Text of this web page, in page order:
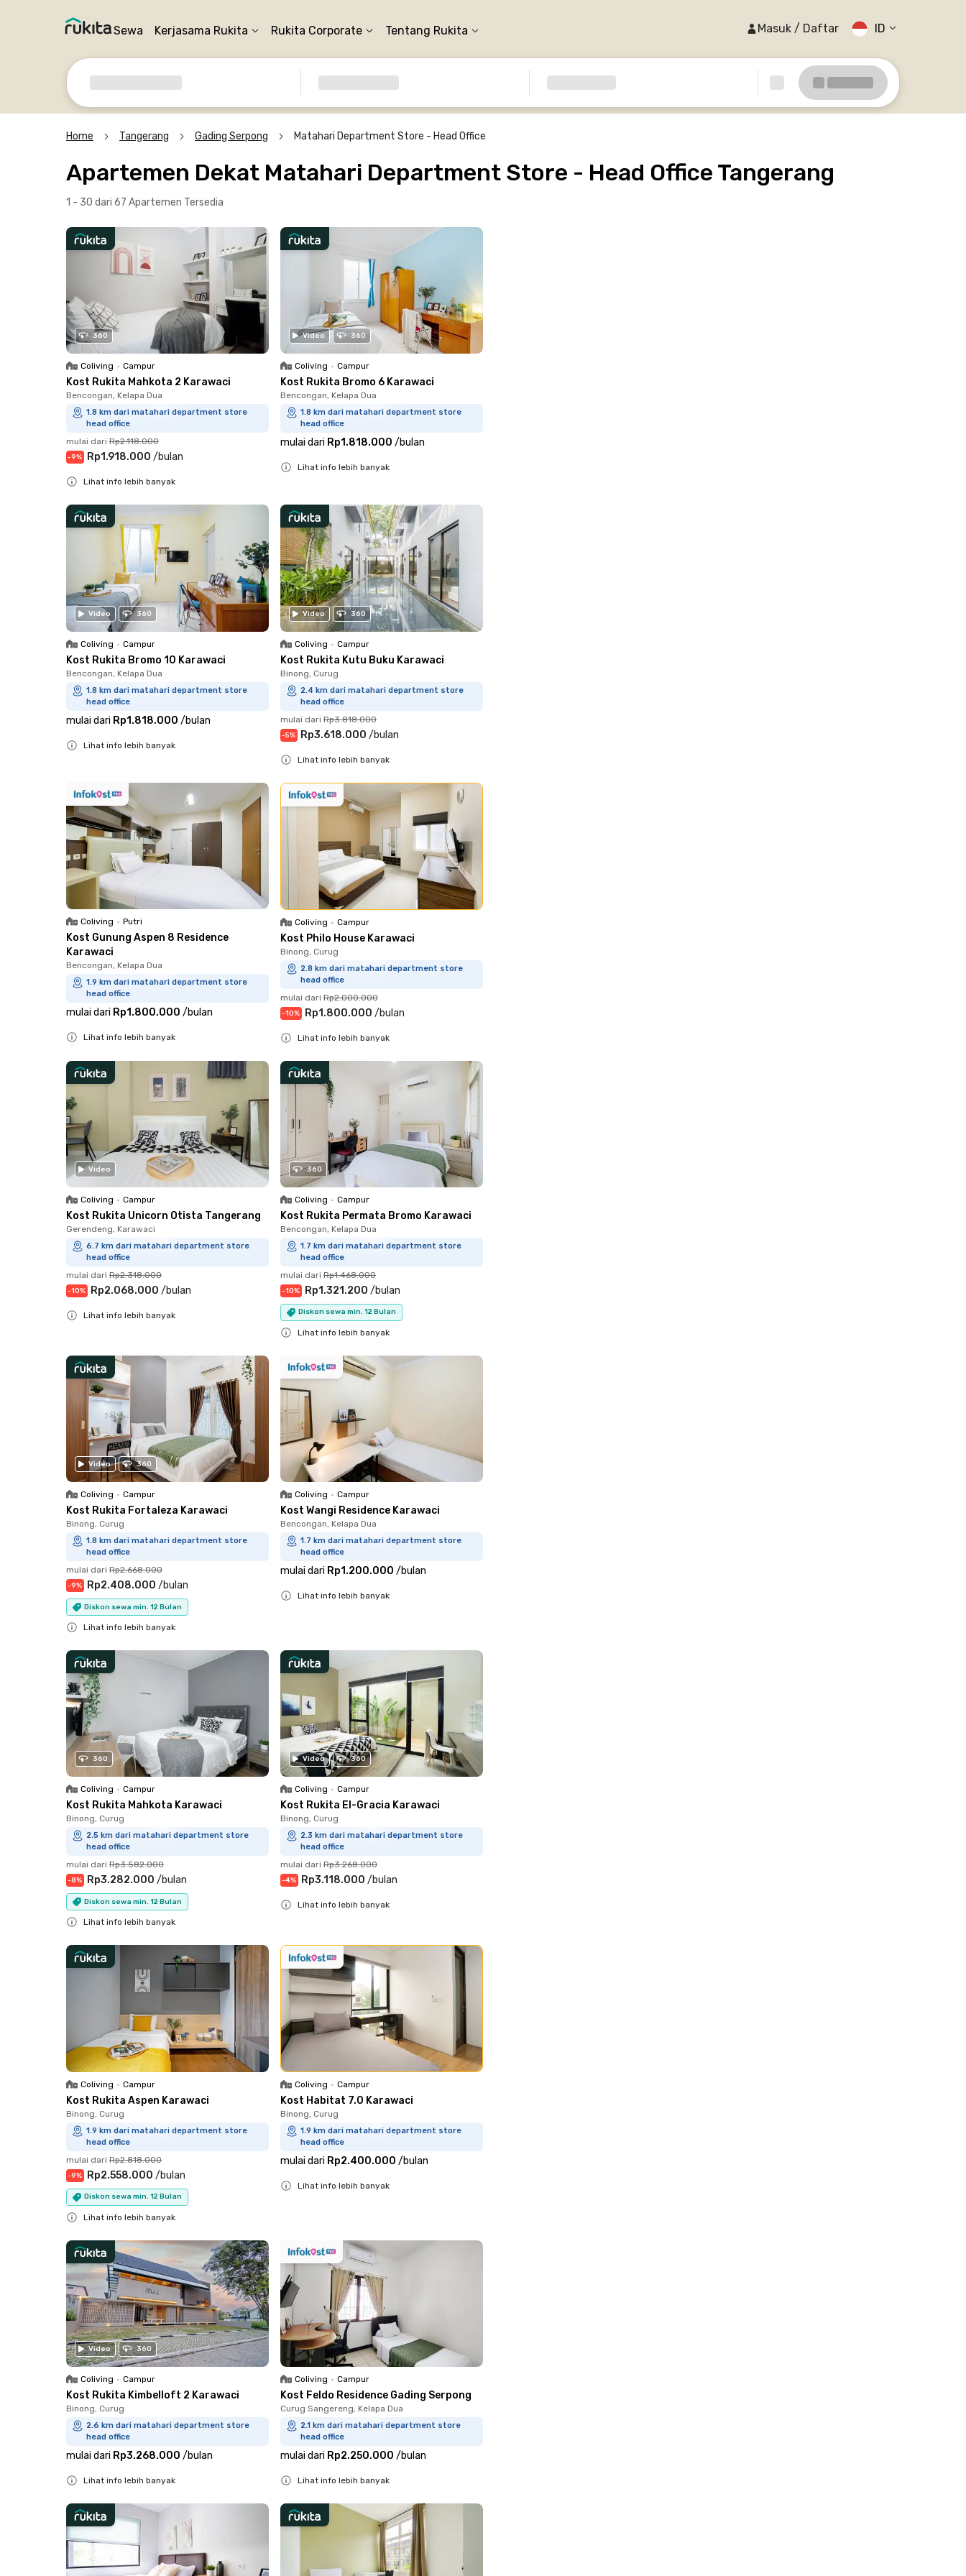
Sewa Kerjasama Rukita Rukita Corporate Tentang Rukita Masuk / Daftar ID
Home Tangerang Gading Serpong Matahari Department Store - Head Office
Apartemen Dekat Matahari Department Store - Head Office Tangerang
1 - 30 dari 67 Apartemen Tersedia
360
Coliving • Campur
Kost Rukita Mahkota 2 Karawaci
Bencongan, Kelapa Dua
1.8 km dari matahari department store
head office
mulai dari Rp2.118.000
-9% Rp1.918.000 /bulan
Lihat info lebih banyak
Video 360
Coliving • Campur
Kost Rukita Bromo 6 Karawaci
Bencongan, Kelapa Dua
1.8 km dari matahari department store
head office
mulai dari Rp1.818.000 /bulan
Lihat info lebih banyak
Video 360
Coliving • Campur
Kost Rukita Bromo 10 Karawaci
Bencongan, Kelapa Dua
1.8 km dari matahari department store
head office
mulai dari Rp1.818.000 /bulan
Lihat info lebih banyak
Video 360
Coliving • Campur
Kost Rukita Kutu Buku Karawaci
Binong, Curug
2.4 km dari matahari department store
head office
mulai dari Rp3.818.000
-5% Rp3.618.000 /bulan
Lihat info lebih banyak
Coliving • Putri
Kost Gunung Aspen 8 Residence
Karawaci
Bencongan, Kelapa Dua
1.9 km dari matahari department store
head office
mulai dari Rp1.800.000 /bulan
Lihat info lebih banyak
Coliving • Campur
Kost Philo House Karawaci
Binong, Curug
2.8 km dari matahari department store
head office
mulai dari Rp2.000.000
-10% Rp1.800.000 /bulan
Lihat info lebih banyak
Video
Coliving • Campur
Kost Rukita Unicorn Otista Tangerang
Gerendeng, Karawaci
6.7 km dari matahari department store
head office
mulai dari Rp2.318.000
-10% Rp2.068.000 /bulan
Lihat info lebih banyak
360
Coliving • Campur
Kost Rukita Permata Bromo Karawaci
Bencongan, Kelapa Dua
1.7 km dari matahari department store
head office
mulai dari Rp1.468.000
-10% Rp1.321.200 /bulan
Diskon sewa min. 12 Bulan
Lihat info lebih banyak
Video 360
Coliving • Campur
Kost Rukita Fortaleza Karawaci
Binong, Curug
1.8 km dari matahari department store
head office
mulai dari Rp2.668.000
-9% Rp2.408.000 /bulan
Diskon sewa min. 12 Bulan
Lihat info lebih banyak
Coliving • Campur
Kost Wangi Residence Karawaci
Bencongan, Kelapa Dua
1.7 km dari matahari department store
head office
mulai dari Rp1.200.000 /bulan
Lihat info lebih banyak
360
Coliving • Campur
Kost Rukita Mahkota Karawaci
Binong, Curug
2.5 km dari matahari department store
head office
mulai dari Rp3.582.000
-8% Rp3.282.000 /bulan
Diskon sewa min. 12 Bulan
Lihat info lebih banyak
Video 360
Coliving • Campur
Kost Rukita El-Gracia Karawaci
Binong, Curug
2.3 km dari matahari department store
head office
mulai dari Rp3.268.000
-4% Rp3.118.000 /bulan
Lihat info lebih banyak
Coliving • Campur
Kost Rukita Aspen Karawaci
Binong, Curug
1.9 km dari matahari department store
head office
mulai dari Rp2.818.000
-9% Rp2.558.000 /bulan
Diskon sewa min. 12 Bulan
Lihat info lebih banyak
Coliving • Campur
Kost Habitat 7.0 Karawaci
Binong, Curug
1.9 km dari matahari department store
head office
mulai dari Rp2.400.000 /bulan
Lihat info lebih banyak
Video 360
Coliving • Campur
Kost Rukita Kimbelloft 2 Karawaci
Binong, Curug
2.6 km dari matahari department store
head office
mulai dari Rp3.268.000 /bulan
Lihat info lebih banyak
Coliving • Campur
Kost Feldo Residence Gading Serpong
Curug Sangereng, Kelapa Dua
2.1 km dari matahari department store
head office
mulai dari Rp2.250.000 /bulan
Lihat info lebih banyak